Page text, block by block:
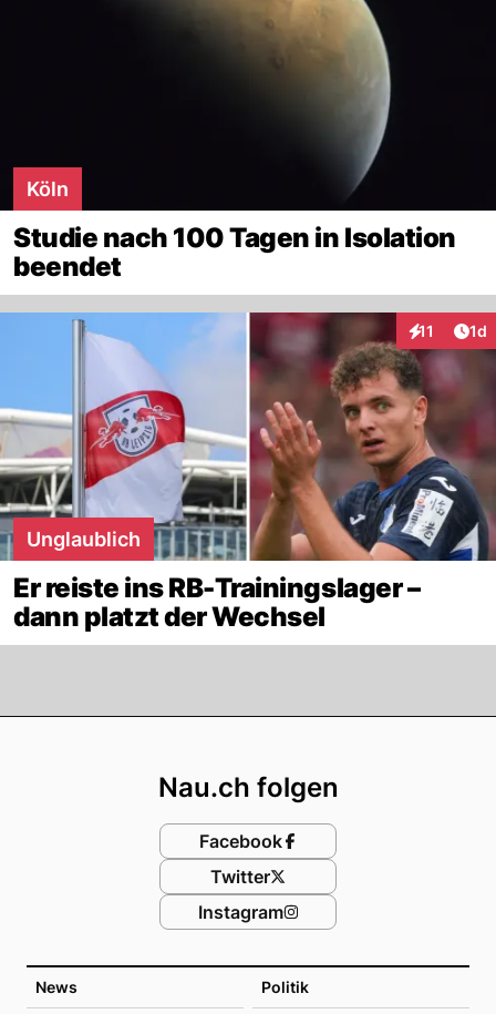
Köln
Studie nach 100 Tagen in Isolation
beendet
11 1d
Unglaublich
Er reiste ins RB-Trainingslager –
dann platzt der Wechsel
News Politik
Nau.ch folgen
Facebook
Twitter
Instagram